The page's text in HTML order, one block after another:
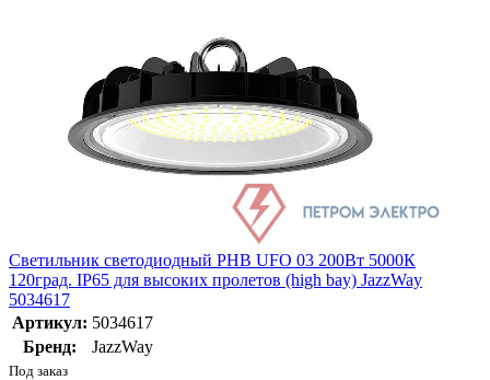
Светильник светодиодный PHB UFO 03 200Вт 5000К
120град. IP65 для высоких пролетов (high bay) JazzWay
5034617
Артикул: 5034617
Бренд:
JazzWay
Под заказ